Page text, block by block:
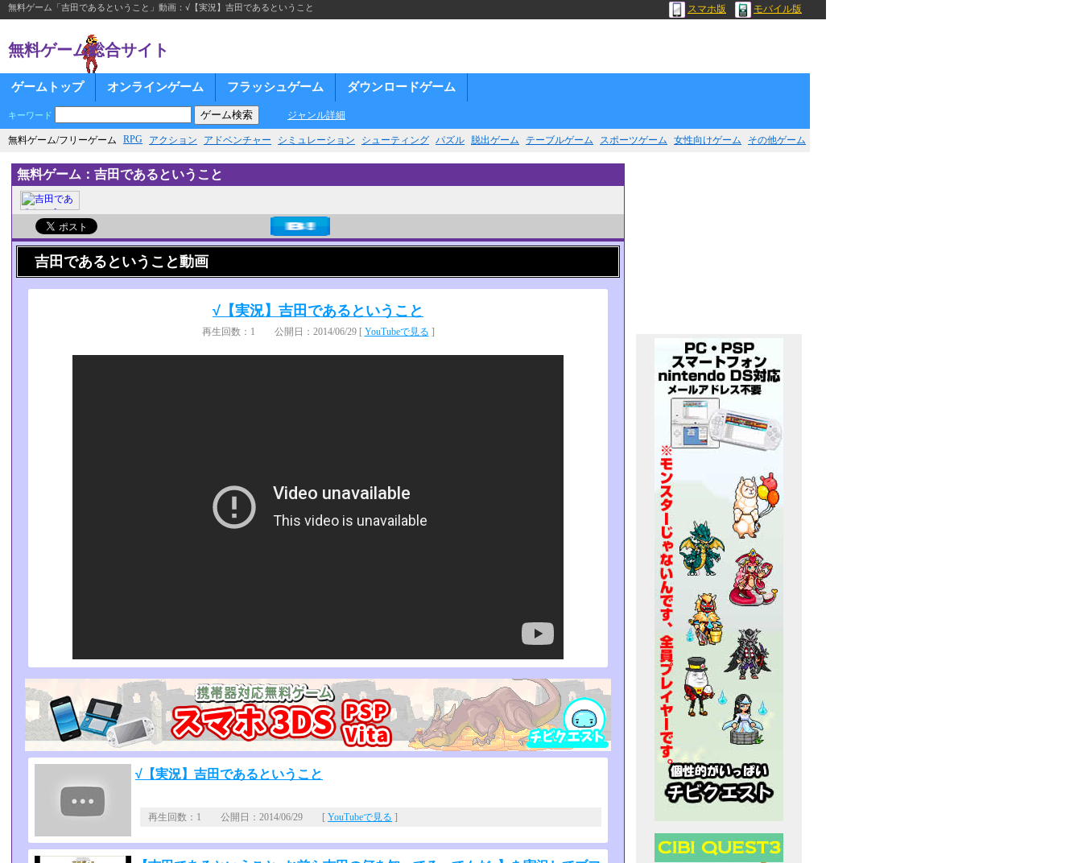
無料ゲーム「吉田であるということ」動画：√【実況】吉田であるということ スマホ版 モバイル版
無料ゲーム総合サイト
ゲームトップ オンラインゲーム フラッシュゲーム ダウンロードゲーム
キーワード ジャンル詳細
無料ゲーム/フリーゲーム RPG アクション アドベンチャー シミュレーション シューティング パズル 脱出ゲーム テーブルゲーム スポーツゲーム 女性向けゲーム その他ゲーム
無料ゲーム：吉田であるということ
吉田であるということ動画
√【実況】吉田であるということ
再生回数：1 公開日：2014/06/29 [ YouTubeで見る ]
√【実況】吉田であるということ
再生回数：1 公開日：2014/06/29 [ YouTubeで見る ]